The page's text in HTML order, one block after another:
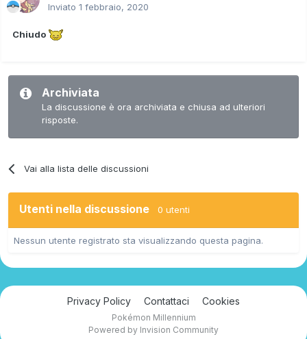
Inviato 1 febbraio, 2020
Chiudo
Archiviata
La discussione è ora archiviata e chiusa ad ulteriori
risposte.
Vai alla lista delle discussioni
Utenti nella discussione 0 utenti
Nessun utente registrato sta visualizzando questa pagina.
Privacy Policy Contattaci Cookies
Pokémon Millennium
Powered by Invision Community